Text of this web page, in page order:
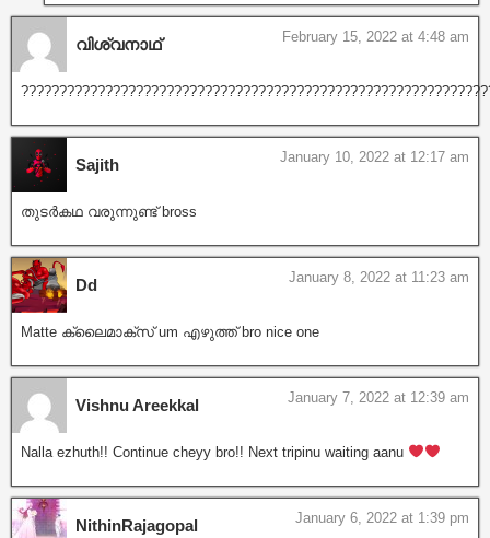
വിശ്വനാഥ് February 15, 2022 at 4:48 am
Sajith January 10, 2022 at 12:17 am
തുടർകഥ വരുന്നുണ്ട് bross
Dd January 8, 2022 at 11:23 am
Matte ക്ലൈമാക്സ് um എഴുത്ത് bro nice one
Vishnu Areekkal January 7, 2022 at 12:39 am
Nalla ezhuth!! Continue cheyy bro!! Next tripinu waiting aanu
NithinRajagopal January 6, 2022 at 1:39 pm